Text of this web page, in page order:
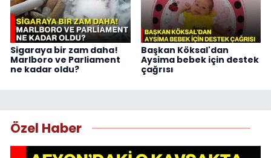
Sigaraya bir zam daha!
Marlboro ve Parliament
ne kadar oldu?
Başkan Köksal'dan
Aysima bebek için destek
çağrısı
Özel Haber